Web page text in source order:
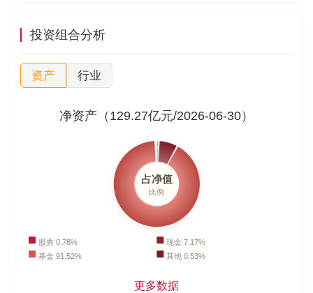
投资组合分析
资产 行业
净资产（129.27亿元/2026-06-30）
更多数据